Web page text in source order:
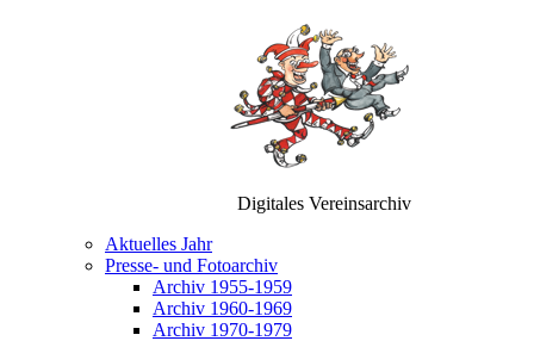
Digitales Vereinsarchiv
Aktuelles Jahr
Presse- und Fotoarchiv
Archiv 1955-1959
Archiv 1960-1969
Archiv 1970-1979